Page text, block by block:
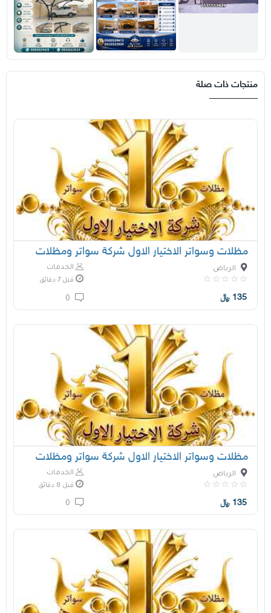
منتجات ذات صلة
مظلات وسواتر الاختيار الاول شركة سواتر ومظلات
الخدمات الرياض
قبل 7 دقائق
135 ﷼
مظلات وسواتر الاختيار الاول شركة سواتر ومظلات
الخدمات الرياض
قبل 8 دقائق
135 ﷼